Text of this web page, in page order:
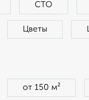
СТО
Цветы
от 150 м²